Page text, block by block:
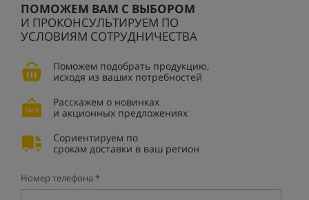
ПОМОЖЕМ ВАМ С ВЫБОРОМ
И ПРОКОНСУЛЬТИРУЕМ ПО
УСЛОВИЯМ СОТРУДНИЧЕСТВА
Поможем подобрать продукцию,
исходя из ваших потребностей
Расскажем о новинках
и акционных предложениях
Сориентируем по
срокам доставки в ваш регион
Номер телефона *